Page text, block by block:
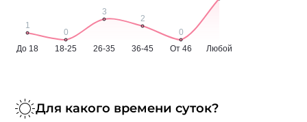
Для какого времени суток?